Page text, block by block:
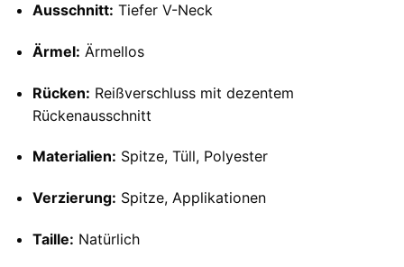
Ausschnitt: Tiefer V-Neck
Ärmel: Ärmellos
Rücken: Reißverschluss mit dezentem
Rückenausschnitt
Materialien: Spitze, Tüll, Polyester
Verzierung: Spitze, Applikationen
Taille: Natürlich